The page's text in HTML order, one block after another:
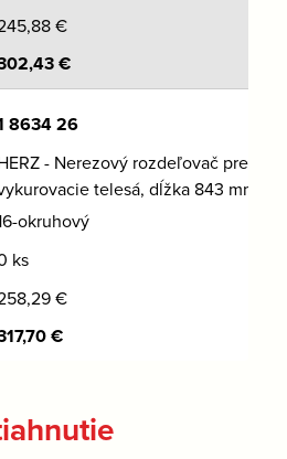
€
€
8634 26
- Nerezový rozdeľovač pre
telesá, dĺžka 843 mm
okruhový
ks
€
€